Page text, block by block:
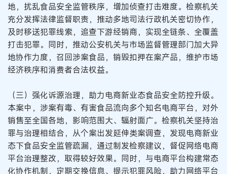
地，扰乱食品安全监管秩序，增加侦查打击难度。检察机关
充分发挥法律监督职责，推动多地司法行政机关密切协作，
及时移送犯罪线索，追查下游经销商，实现全链条、全覆盖
打击犯罪。同时，推动公安机关与市场监督管理部门加大异
地协作力度，召回涉案食品，销毁扣押在案产品，维护市场
经济秩序和消费者合法权益。
（三）强化诉源治理，助力电商新业态食品安全防控升级。
本案中，涉案有毒、有害食品流向多个知名电商平台，对外
销售至全国各地，影响范围大、辐射面广。检察机关坚持治
罪与治理相结合，从个案出发延伸类案调查，发现电商新业
态下食品安全监管疏漏，通过制发检察建议，督促网络电商
平台治理整改，取得较好效果。同时，与电商平台构建常态
化协作机制，定期交换信息、提示犯罪风险，助力网络平台